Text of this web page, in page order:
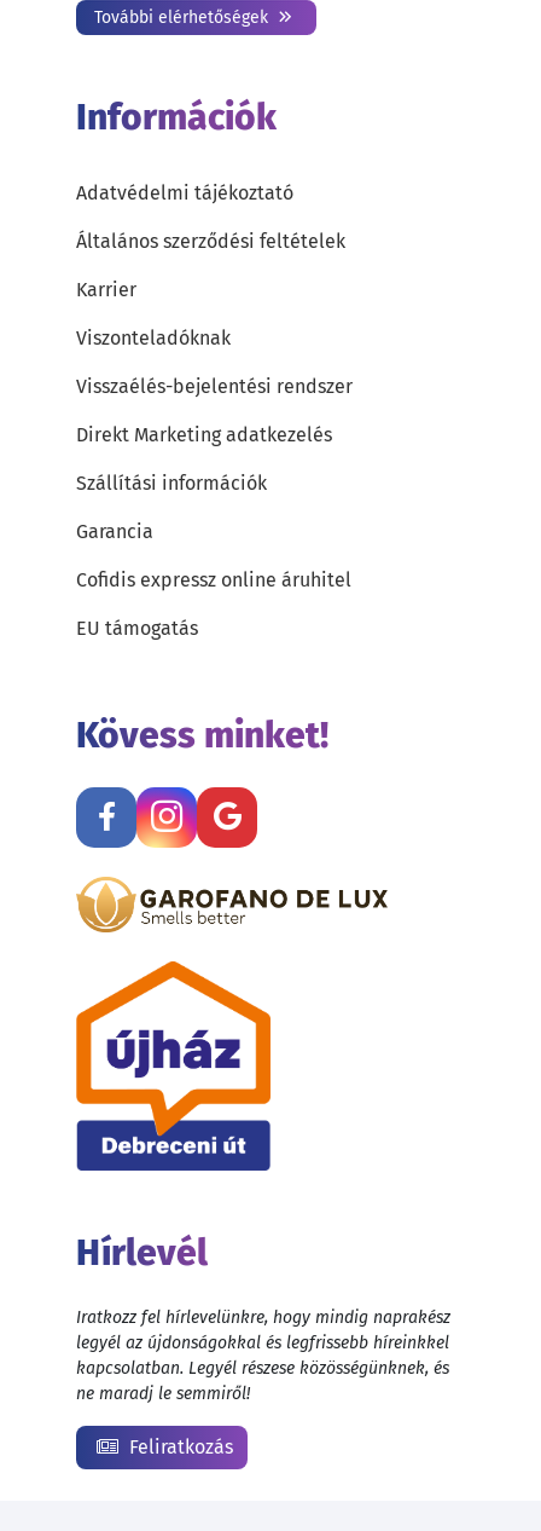
További elérhetőségek
Információk
Adatvédelmi tájékoztató
Általános szerződési feltételek
Karrier
Viszonteladóknak
Visszaélés-bejelentési rendszer
Direkt Marketing adatkezelés
Szállítási információk
Garancia
Cofidis expressz online áruhitel
EU támogatás
Kövess minket!
Hírlevél
Iratkozz fel hírlevelünkre, hogy mindig naprakész
legyél az újdonságokkal és legfrissebb híreinkkel
kapcsolatban. Legyél részese közösségünknek, és
ne maradj le semmiről!
Feliratkozás